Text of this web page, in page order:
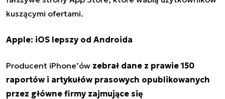
kuszącymi ofertami.
Apple: iOS lepszy od Androida
Producent iPhone’ów zebrał dane z prawie 150
raportów i artykułów prasowych opublikowanych
przez główne firmy zajmujące się